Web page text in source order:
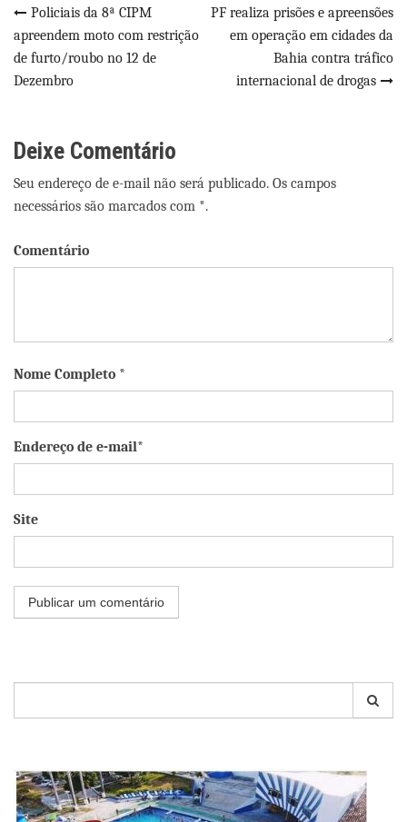
Navegação
de
Post
Policiais da 8ª CIPM
apreendem moto com restrição
de furto/roubo no 12 de
Dezembro
PF realiza prisões e apreensões
em operação em cidades da
Bahia contra tráfico
internacional de drogas
Deixe Comentário
Seu endereço de e-mail não será publicado. Os campos
necessários são marcados com *.
Comentário
Nome Completo *
Endereço de e-mail*
Site
por: